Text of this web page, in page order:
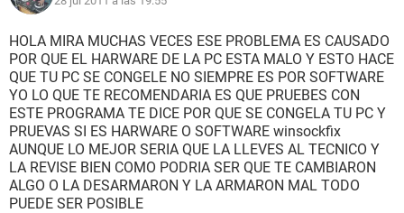
HOLA MIRA MUCHAS VECES ESE PROBLEMA ES CAUSADO
POR QUE EL HARWARE DE LA PC ESTA MALO Y ESTO HACE
QUE TU PC SE CONGELE NO SIEMPRE ES POR SOFTWARE
YO LO QUE TE RECOMENDARIA ES QUE PRUEBES CON
ESTE PROGRAMA TE DICE POR QUE SE CONGELA TU PC Y
PRUEVAS SI ES HARWARE O SOFTWARE winsockfix
AUNQUE LO MEJOR SERIA QUE LA LLEVES AL TECNICO Y
LA REVISE BIEN COMO PODRIA SER QUE TE CAMBIARON
ALGO O LA DESARMARON Y LA ARMARON MAL TODO
PUEDE SER POSIBLE